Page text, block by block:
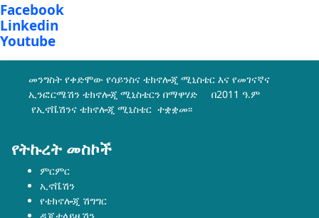
Facebook
Linkedin
Youtube
መንግስት የቀድሞው የሳይንስና ቴክኖሎጂ ሚኒስቴር እና የመገናኛና
ኢንፎርሜሽን ቴክኖሎጂ ሚኒስቴርን በማዋሃድ በ2011 ዓ.ም
የኢኖቬሽንና ቴክኖሎጂ ሚኒስቴር ተቋቋመ፡፡
የትኩረት መስኮች
ምርምር
ኢኖቬሽን
የቴክኖሎጂ ሽግግር